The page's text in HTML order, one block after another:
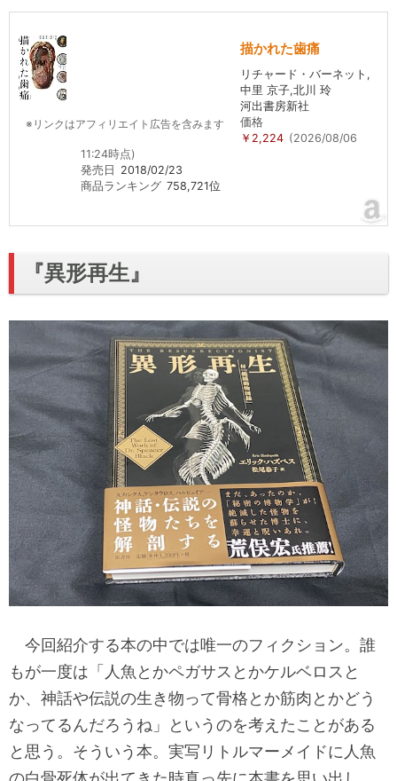
※リンクはアフィリエイト広告を含みます
描かれた歯痛
リチャード・バーネット,
中里 京子,北川 玲
河出書房新社
価格
￥2,224 (2026/08/06
11:24時点)
発売日
2018/02/23
商品ランキング 758,721位
『異形再生』
今回紹介する本の中では唯一のフィクション。誰
もが一度は「人魚とかペガサスとかケルベロスと
か、神話や伝説の生き物って骨格とか筋肉とかどう
なってるんだろうね」というのを考えたことがある
と思う。そういう本。実写リトルマーメイドに人魚